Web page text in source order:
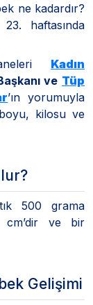
ne kadardır?
haftasında
Kadın
ve Tüp
’ın yorumuyla
kilosu ve
500 grama
cm’dir ve bir
Gelişimi